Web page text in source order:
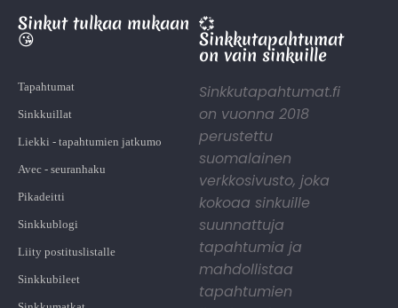
Sinkut tulkaa mukaan
😘
Tapahtumat
Sinkkuillat
Liekki - tapahtumien jatkumo
Avec - seuranhaku
Pikadeitti
Sinkkublogi
Liity postituslistalle
Sinkkubileet
💞
Sinkkutapahtumat
on vain sinkuille
Sinkkutapahtumat.fi
on vuonna 2018
perustettu
suomalainen
verkkosivusto, joka
kokoaa sinkuille
suunnattuja
tapahtumia ja
mahdollistaa
tapahtumien